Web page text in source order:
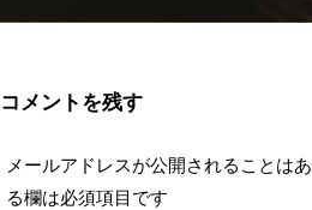
コメントを残す
メールアドレスが公開されることはあ
る欄は必須項目です